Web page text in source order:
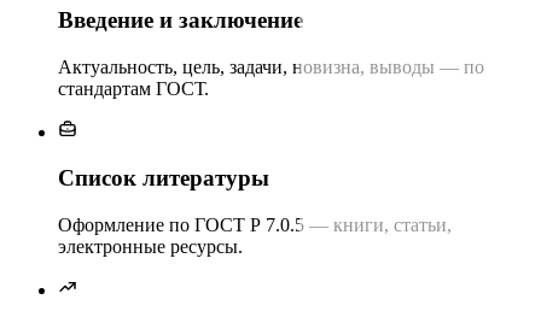
Введение и заключение
Актуальность, цель, задачи, новизна, выводы — по
стандартам ГОСТ.
Список литературы
Оформление по ГОСТ Р 7.0.5 — книги, статьи,
электронные ресурсы.